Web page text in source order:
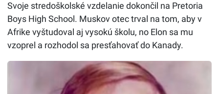
Svoje stredoškolské vzdelanie dokončil na Pretoria
Boys High School. Muskov otec trval na tom, aby v
Afrike vyštudoval aj vysokú školu, no Elon sa mu
vzoprel a rozhodol sa presťahovať do Kanady.